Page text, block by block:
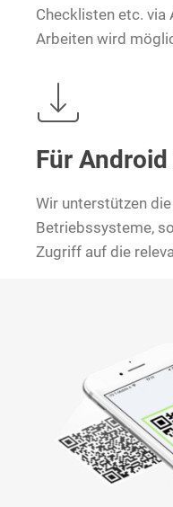
Checklisten etc. via
Arbeiten wird
Für
Wir unterstützen
Betriebssysteme,
Zugriff auf die